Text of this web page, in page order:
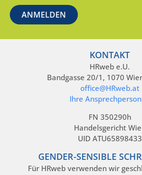
KONTAKT
HRweb e.U.
Bandgasse 20/1, 1070
office@HRweb.at
Ihre
FN 350290h
Handelsgericht
UID ATU65898433
GENDER-SENSIBLE
Für HRweb verwenden wir